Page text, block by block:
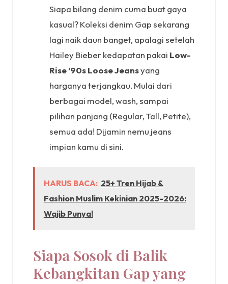
Siapa bilang denim cuma buat gaya
kasual? Koleksi denim Gap sekarang
lagi naik daun banget, apalagi setelah
Hailey Bieber kedapatan pakai Low-
Rise ‘90s Loose Jeansyang
harganya terjangkau. Mulai dari
berbagai model, wash, sampai
pilihan panjang (Regular, Tall, Petite),
semua ada! Dijamin nemu jeans
impian kamu di sini.
HARUS BACA: 25+ Tren Hijab &
Fashion Muslim Kekinian 2025-2026:
Wajib Punya!
Siapa Sosok di Balik
Kebangkitan Gap yang